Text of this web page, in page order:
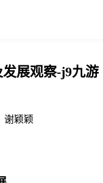
展观察-j9九游
谢颖颖